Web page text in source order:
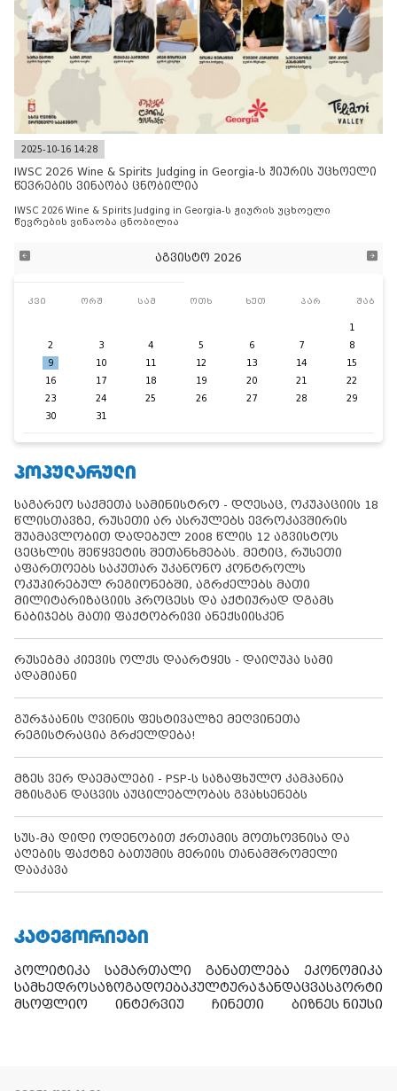
2025-10-16 14:28
IWSC 2026 Wine & Spirits Judging in Georgia-ს ჟიურის უცხოელი
წევრების ვინაობა ცნობილია
IWSC 2026 Wine & Spirits Judging in Georgia-ს ჟიურის უცხოელი
წევრების ვინაობა ცნობილია
აგვისტო 2026
კვი ორშ სამ ოთხ ხუთ პარ შაბ
1
2
3 4 5 6 7
8
9
10 11 12 13 14
15
16
17 18 19 20 21
22
23
24 25 26 27 28
29
30
31
ᲞᲝᲞᲣᲚᲐᲠᲣᲚᲘ
საგარეო საქმეთა სამინისტრო - დღესაც, ოკუპაციის 18
წლისთავზე, რუსეთი არ ასრულებს ევროკავშირის
შუამავლობით დადებულ 2008 წლის 12 აგვისტოს
ცეცხლის შეწყვეტის შეთანხმებას. მეტიც, რუსეთი
აფართოებს საკუთარ უკანონო კონტროლს
ოკუპირებულ რეგიონებში, აგრძელებს მათი
მილიტარიზაციის პროცესს და აქტიურად დგამს
ნაბიჯებს მათი ფაქტობრივი ანექსიისკენ
რუსებმა კიევის ოლქს დაარტყეს - დაიღუპა სამი
ადამიანი
გურჯაანის ღვინის ფესტივალზე მეღვინეთა
რეგისტრაცია გრძელდება!
მზეს ვერ დაემალები - PSP-ს საზაფხულო კამპანია
მზისგან დაცვის აუცილებლობას გვახსენებს
სუს-მა დიდი ოდენობით ქრთამის მოთხოვნისა და
აღების ფაქტზე ბათუმის მერიის თანამშრომელი
დააკავა
ᲙᲐᲢᲔᲒᲝᲠᲘᲔᲑᲘ
პოლიტიკა სამართალი განათლება
ეკონომიკა
სამხედროსაზოგადოებაკულტურაჯანდაცვასპორტი
მსოფლიო
ინტერვიუ ჩინეთი ბიზნეს ნიუსი